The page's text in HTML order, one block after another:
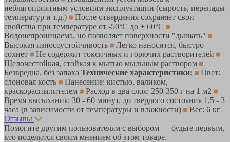
неблагоприятным условиям эксплуатации (сырость, перепады
температур и т.д.)
После отвердения сохраняет свои
свойства при температуре от -50°С до + 60°С
Водонепроницаема, но позволяет поверхности "дышать"
Высокая износоустойчивость
Легко наносится, быстро
сохнет
Не содержит токсичных и горючих растворителей
Щелочестойкая, стойкая к мытью мыльным раствором
Безвредна, без запаха Технические характеристики:
Цвет:
слоновая кость
Нанесение: кистью, валиком,
краскораспылителем
Расход в два слоя: 250-350 г на 1 м2
Время высыхания: 30 - 60 минут, до твердого состояния 1,5 - 3
часа (в зависимости от температуры и влажности)
Вес: 6 кг
Отзывы
Помогите другим пользователям с выбором — будьте первым,
кто поделится своим мнением об этом товаре.